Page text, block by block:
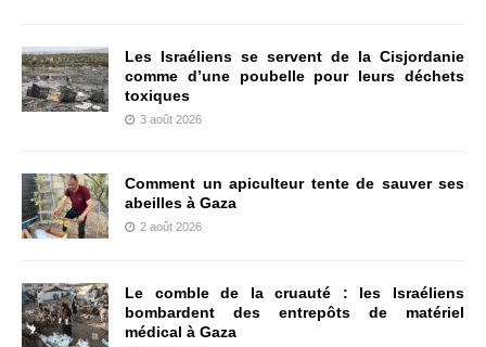
Les Israéliens se servent de la Cisjordanie
comme d’une poubelle pour leurs déchets
toxiques
3 août 2026
Comment un apiculteur tente de sauver ses
abeilles à Gaza
2 août 2026
Le comble de la cruauté : les Israéliens
bombardent des entrepôts de matériel
médical à Gaza